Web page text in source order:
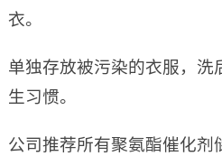
衣。
单独存放被污染的衣服，洗
生习惯。
公司推荐所有聚氨酯催化剂